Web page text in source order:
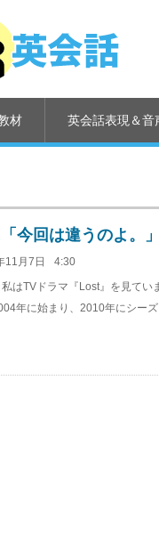
材 英会話表現＆音
今回は違うのよ。」
11月7日
4:30
私はTVドラマ『Lost』を見てい
年に始まり、2010年にシー